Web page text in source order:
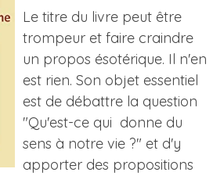
Le titre du livre peut être
trompeur et faire craindre
un propos ésotérique. Il n'en
est rien. Son objet essentiel
est de débattre la question
"Qu'est-ce qui donne du
sens à notre vie ?" et d'y
apporter des propositions